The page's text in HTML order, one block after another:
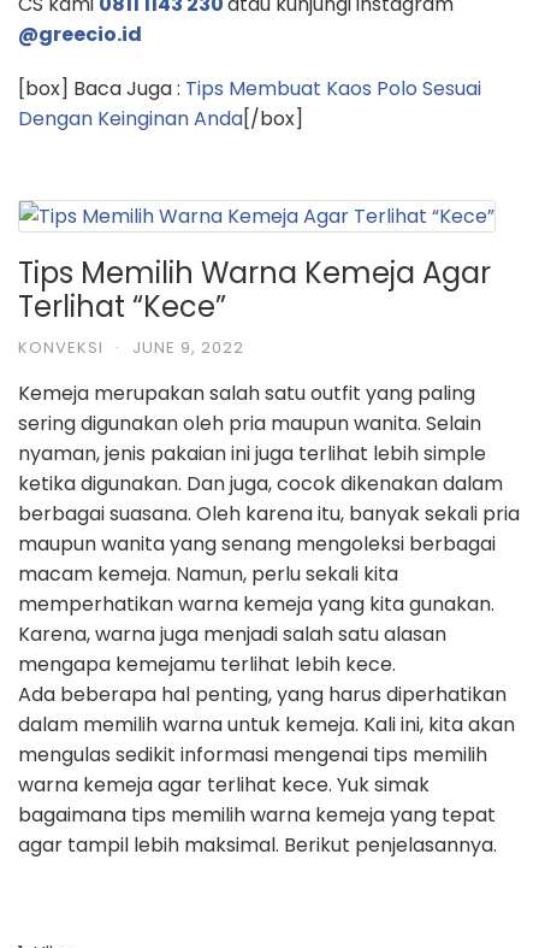
@greecio.id
[box] Baca Juga : Tips Membuat Kaos Polo Sesuai
Dengan Keinginan Anda[/box]
Tips Memilih Warna Kemeja Agar
Terlihat “Kece”
KONVEKSI · JUNE 9, 2022
Kemeja merupakan salah satu outfit yang paling
sering digunakan oleh pria maupun wanita. Selain
nyaman, jenis pakaian ini juga terlihat lebih simple
ketika digunakan. Dan juga, cocok dikenakan dalam
berbagai suasana. Oleh karena itu, banyak sekali pria
maupun wanita yang senang mengoleksi berbagai
macam kemeja. Namun, perlu sekali kita
memperhatikan warna kemeja yang kita gunakan.
Karena, warna juga menjadi salah satu alasan
mengapa kemejamu terlihat lebih kece.
Ada beberapa hal penting, yang harus diperhatikan
dalam memilih warna untuk kemeja. Kali ini, kita akan
mengulas sedikit informasi mengenai tips memilih
warna kemeja agar terlihat kece. Yuk simak
bagaimana tips memilih warna kemeja yang tepat
agar tampil lebih maksimal. Berikut penjelasannya.